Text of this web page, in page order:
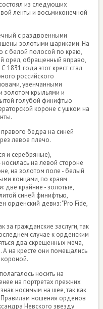
из следующих
ленты и восьмиконечной
с раздвоенными
золотыми шариками. На
с белой полосой по краю,
орел, обращенный вправо,
года этот крест стал
российского
увенчанными
золотом крыльями и
голубой финифтью
короне с ушком на
бедра на синей
левое плечо.
и серебряные),
на левой стороне
на золотом поле - белый
концами, по краям
две крайние - золотые,
синей финифтью,
орденский девиз: "Pro Fide,
гражданские заслуги, так
случае к орденским
два скрещенных меча,
на кресте они помещались
носить на
на портретах прежних
носимым на шее, так как
ношения орденов
Невского звезду